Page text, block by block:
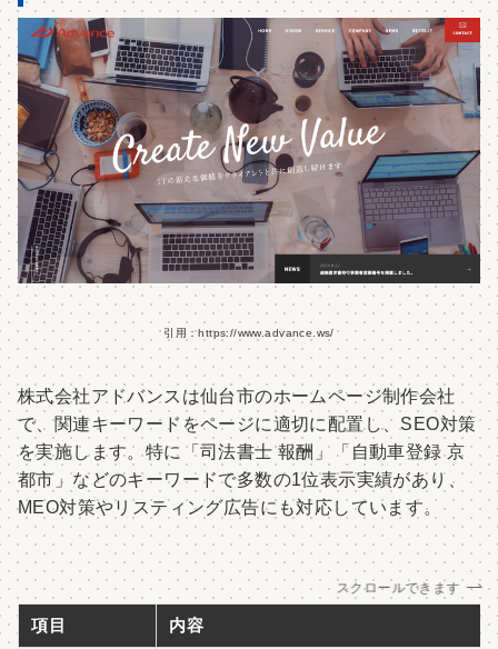
引用：https://www.advance.ws/
株式会社アドバンスは仙台市のホームページ制作会社
で、関連キーワードをページに適切に配置し、SEO対策
を実施します。特に「司法書士 報酬」「自動車登録 京
都市」などのキーワードで多数の1位表示実績があり、
MEO対策やリスティング広告にも対応しています。
スクロールできます
項目 内容